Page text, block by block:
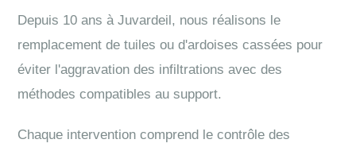
Depuis 10 ans à Juvardeil, nous réalisons le
remplacement de tuiles ou d'ardoises cassées pour
éviter l'aggravation des infiltrations avec des
méthodes compatibles au support.
Chaque intervention comprend le contrôle des